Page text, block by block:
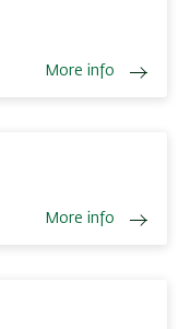
More info
More info